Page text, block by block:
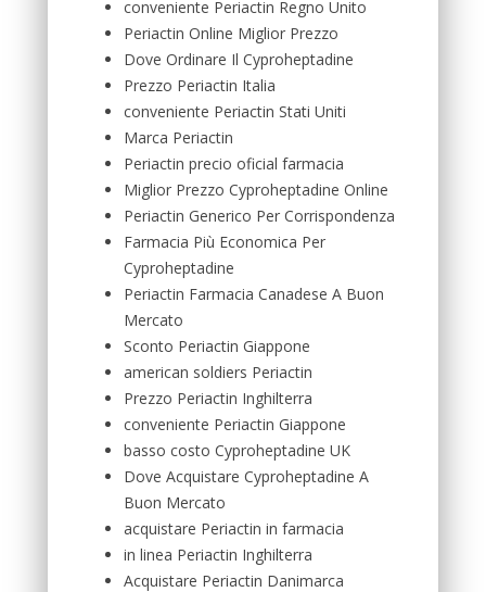
conveniente Periactin Regno Unito
Periactin Online Miglior Prezzo
Dove Ordinare Il Cyproheptadine
Prezzo Periactin Italia
conveniente Periactin Stati Uniti
Marca Periactin
Periactin precio oficial farmacia
Miglior Prezzo Cyproheptadine Online
Periactin Generico Per Corrispondenza
Farmacia Più Economica Per
Cyproheptadine
Periactin Farmacia Canadese A Buon
Mercato
Sconto Periactin Giappone
american soldiers Periactin
Prezzo Periactin Inghilterra
conveniente Periactin Giappone
basso costo Cyproheptadine UK
Dove Acquistare Cyproheptadine A
Buon Mercato
acquistare Periactin in farmacia
in linea Periactin Inghilterra
Acquistare Periactin Danimarca